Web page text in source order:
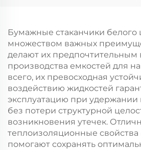
рождественской еды
в гофрокarton
Бумажные стаканчики белого
множеством важных
делают их
производства емкостей для
всего, их превосходная
воздействию жидкостей
эксплуатацию при удержании
без потери структурной
возникновения утечек.
теплоизоляционные свойства
помогают сохранять